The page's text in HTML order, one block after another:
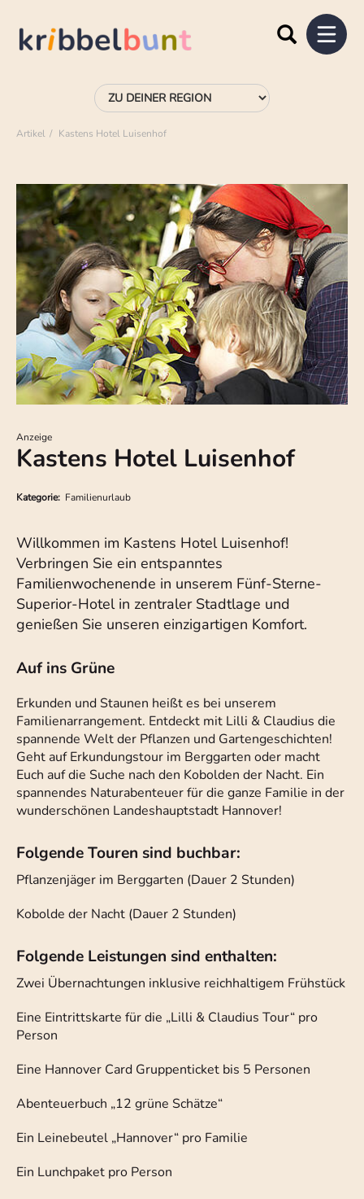
Artikel Kastens Hotel Luisenhof
Anzeige
Kastens Hotel Luisenhof
Kategorie: Familienurlaub
Willkommen im Kastens Hotel Luisenhof!
Verbringen Sie ein entspanntes
Familienwochenende in unserem Fünf-Sterne-
Superior-Hotel in zentraler Stadtlage und
genießen Sie unseren einzigartigen Komfort.
Auf ins Grüne
Erkunden und Staunen heißt es bei unserem
Familienarrangement. Entdeckt mit Lilli & Claudius die
spannende Welt der Pflanzen und Gartengeschichten!
Geht auf Erkundungstour im Berggarten oder macht
Euch auf die Suche nach den Kobolden der Nacht. Ein
spannendes Naturabenteuer für die ganze Familie in der
wunderschönen Landeshauptstadt Hannover!
Folgende Touren sind buchbar:
Pflanzenjäger im Berggarten (Dauer 2 Stunden)
Kobolde der Nacht (Dauer 2 Stunden)
Folgende Leistungen sind enthalten:
Zwei Übernachtungen inklusive reichhaltigem Frühstück
Eine Eintrittskarte für die „Lilli & Claudius Tour“ pro
Person
Eine Hannover Card Gruppenticket bis 5 Personen
Abenteuerbuch „12 grüne Schätze“
Ein Leinebeutel „Hannover“ pro Familie
Ein Lunchpaket pro Person